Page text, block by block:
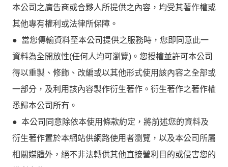
本公司之廣告商或合夥人所提供之內容，均受其著作權或
其他專有權利或法律所保障。
● 當您傳輸資料至本公司提供之服務時，您即同意此一
資料為全開放性(任何人均可瀏覽)。您授權並許可本公司
得以重製、修飾、改編或以其他形式使用該內容之全部或
一部分，及利用該內容製作衍生著作。衍生著作之著作權
悉歸本公司所有。
● 本公司同意除依本使用條款約定，將前述您的資料及
衍生著作置於本網站供網路使用者瀏覽，以及本公司所屬
相關媒體外，絕不非法轉供其他直接營利目的或侵害您的